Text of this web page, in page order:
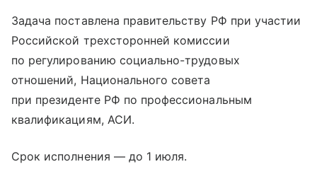
Задача поставлена правительству РФ при участии
Российской трехсторонней комиссии
по регулированию социально-трудовых
отношений, Национального совета
при президенте РФ по профессиональным
квалификациям, АСИ.
Срок исполнения — до 1 июля.